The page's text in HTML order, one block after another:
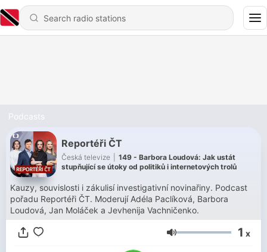
Podcasts
Reportéři ČT
Česká televize
149 - Barbora Loudová: Jak ustát
stupňující se útoky od politiků i internetových trolů
Kauzy, souvislosti i zákulisí investigativní novinařiny. Podcast
pořadu Reportéři ČT. Moderují Adéla Paclíková, Barbora
Loudová, Jan Moláček a Jevhenija Vachničenko.
Volume 1 x